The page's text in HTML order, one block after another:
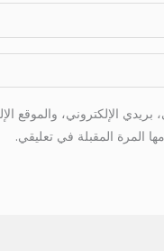
الإلكتروني، والموقع
المرة المقبلة في تعليقي.